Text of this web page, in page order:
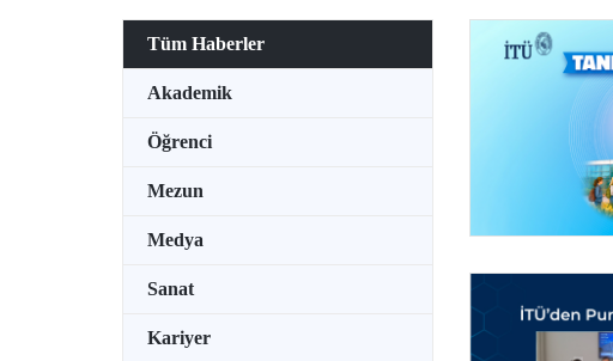
Tüm Haberler
Akademik
Öğrenci
Mezun
Medya
Sanat
Kariyer